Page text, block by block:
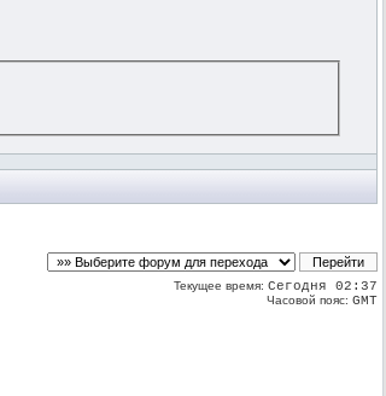
Текущее время: Сегодня 02:37
Часовой пояс: GMT